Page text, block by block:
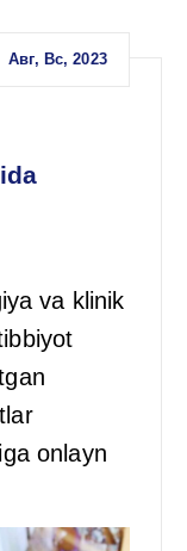
Авг, Вс, 2023
va klinik
onlayn